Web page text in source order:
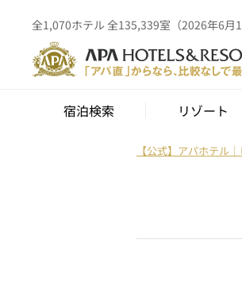
全1,070ホテル 全135,339室（2026年6月
宿泊検索 リゾート
【公式】アパホテル